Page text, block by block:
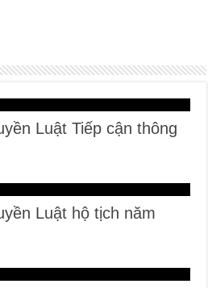
Luật Tiếp cận thông
Luật hộ tịch năm